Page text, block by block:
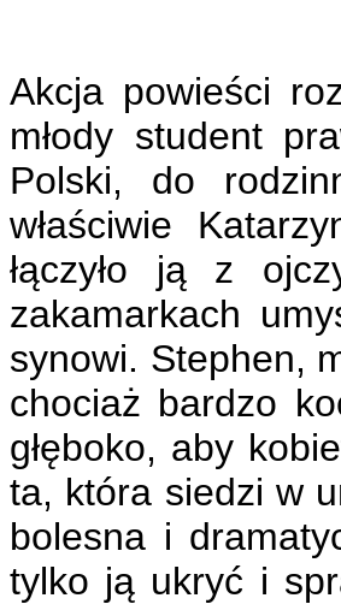
Akcja powieści
młody student
Polski, do
właściwie
łączyło ją z
zakamarkach
synowi. Stephen,
chociaż bardzo
głęboko, aby
ta, która siedzi w
bolesna i
tylko ją ukryć i